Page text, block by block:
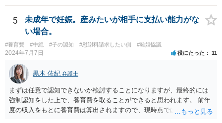
5
未成年で妊娠。産みたいが相手に支払い能力がな
い場合。
#養育費 #中絶 #子の認知 #慰謝料請求したい側 #離婚協議
2024年7月7日 役にたった 11
黒木 佐紀 弁護士
まずは任意で認知できないか検討することになりますが、最終的には
強制認知をした上で、養育費を取ることができると思われます。 前年
度の収入をもとに養育費は算出されますので、現時点では少額しか取